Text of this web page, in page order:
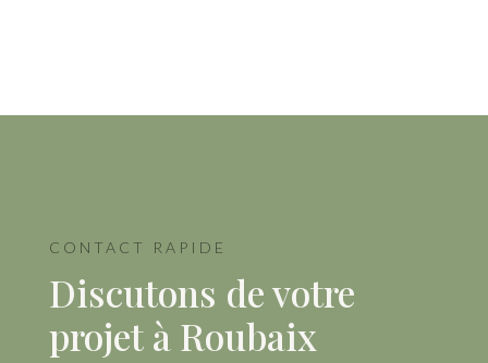
CONTACT RAPIDE
Discutons de votre
projet à Roubaix